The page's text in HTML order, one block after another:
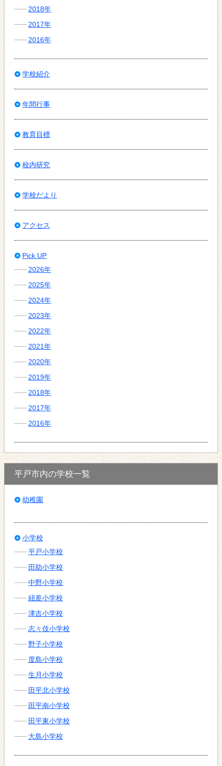
2018年
2017年
2016年
学校紹介
年間行事
教育目標
校内研究
学校だより
アクセス
Pick UP
2026年
2025年
2024年
2023年
2022年
2021年
2020年
2019年
2018年
2017年
2016年
平戸市内の学校一覧
幼稚園
小学校
平戸小学校
田助小学校
中野小学校
紐差小学校
津吉小学校
志々伎小学校
野子小学校
度島小学校
生月小学校
田平北小学校
田平南小学校
田平東小学校
大島小学校